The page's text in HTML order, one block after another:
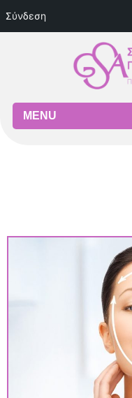
MENU
Σύνδεση